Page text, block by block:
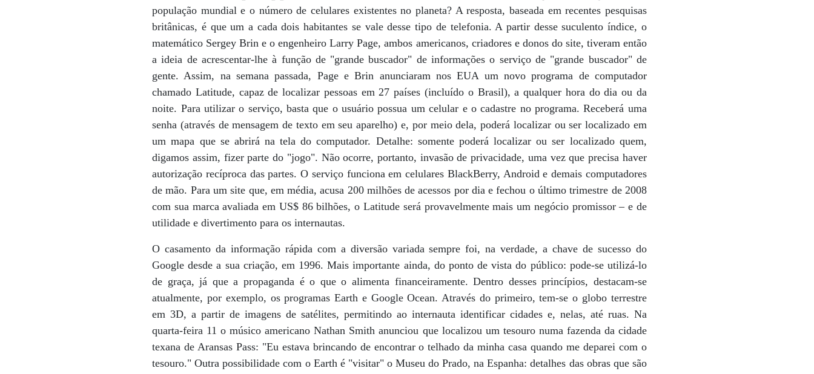
população mundial e o número de celulares existentes no planeta? A resposta, baseada em recentes pesquisas
britânicas, é que um a cada dois habitantes se vale desse tipo de telefonia. A partir desse suculento índice, o
matemático Sergey Brin e o engenheiro Larry Page, ambos americanos, criadores e donos do site, tiveram então
a ideia de acrescentar-lhe à função de "grande buscador" de informações o serviço de "grande buscador" de
gente. Assim, na semana passada, Page e Brin anunciaram nos EUA um novo programa de computador
chamado Latitude, capaz de localizar pessoas em 27 países (incluído o Brasil), a qualquer hora do dia ou da
noite. Para utilizar o serviço, basta que o usuário possua um celular e o cadastre no programa. Receberá uma
senha (através de mensagem de texto em seu aparelho) e, por meio dela, poderá localizar ou ser localizado em
um mapa que se abrirá na tela do computador. Detalhe: somente poderá localizar ou ser localizado quem,
digamos assim, fizer parte do "jogo". Não ocorre, portanto, invasão de privacidade, uma vez que precisa haver
autorização recíproca das partes. O serviço funciona em celulares BlackBerry, Android e demais computadores
de mão. Para um site que, em média, acusa 200 milhões de acessos por dia e fechou o último trimestre de 2008
com sua marca avaliada em US$ 86 bilhões, o Latitude será provavelmente mais um negócio promissor – e de
utilidade e divertimento para os internautas.
O casamento da informação rápida com a diversão variada sempre foi, na verdade, a chave de sucesso do
Google desde a sua criação, em 1996. Mais importante ainda, do ponto de vista do público: pode-se utilizá-lo
de graça, já que a propaganda é o que o alimenta financeiramente. Dentro desses princípios, destacam-se
atualmente, por exemplo, os programas Earth e Google Ocean. Através do primeiro, tem-se o globo terrestre
em 3D, a partir de imagens de satélites, permitindo ao internauta identificar cidades e, nelas, até ruas. Na
quarta-feira 11 o músico americano Nathan Smith anunciou que localizou um tesouro numa fazenda da cidade
texana de Aransas Pass: "Eu estava brincando de encontrar o telhado da minha casa quando me deparei com o
tesouro." Outra possibilidade com o Earth é "visitar" o Museu do Prado, na Espanha: detalhes das obras que são